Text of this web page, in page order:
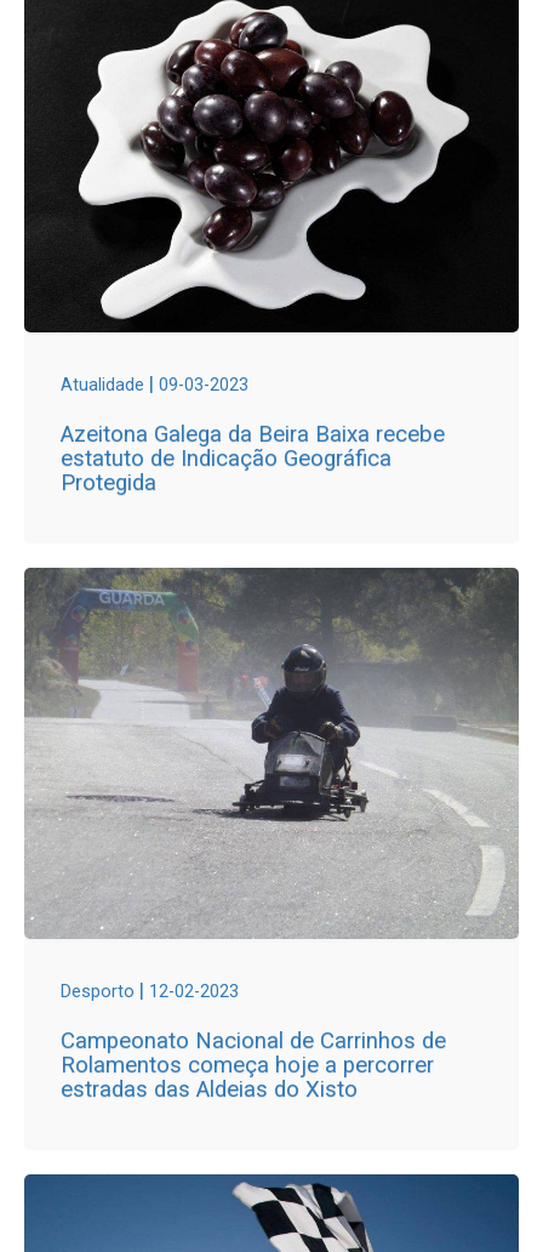
Atualidade | 09-03-2023
Azeitona Galega da Beira Baixa recebe
estatuto de Indicação Geográfica
Protegida
Desporto | 12-02-2023
Campeonato Nacional de Carrinhos de
Rolamentos começa hoje a percorrer
estradas das Aldeias do Xisto